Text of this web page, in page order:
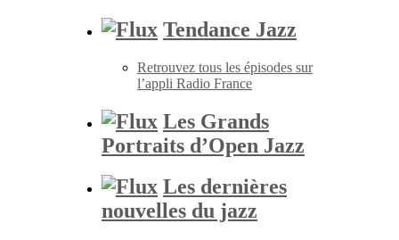
Tendance Jazz
Retrouvez tous les épisodes sur
l’appli Radio France
Les Grands
Portraits d’Open Jazz
Les dernières
nouvelles du jazz